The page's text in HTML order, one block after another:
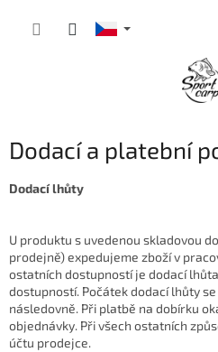
Dodací a platební
Dodací lhůty
U produktu s uvedenou skladovou
prodejně) expedujeme zboží v
ostatních dostupností je dodací
dostupností. Počátek dodací lhůty
následovně. Při platbě na dobírku
objednávky. Při všech ostatních
účtu prodejce.